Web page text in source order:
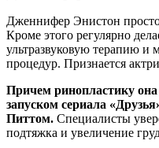
Дженнифер Энистон
Кроме этого регулярно
ультразвуковую терапию и
процедур. Признается
Причем ринопластику
запуском сериала
Питтом. Специалисты
подтяжка и увеличение